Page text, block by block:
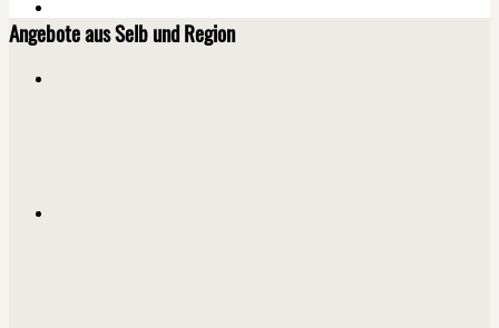
Angebote aus Selb und Region